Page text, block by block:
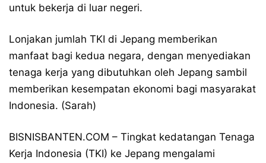
untuk bekerja di luar negeri.
Lonjakan jumlah TKI di Jepang memberikan
manfaat bagi kedua negara, dengan menyediakan
tenaga kerja yang dibutuhkan oleh Jepang sambil
memberikan kesempatan ekonomi bagi masyarakat
Indonesia. (Sarah)
BISNISBANTEN.COM – Tingkat kedatangan Tenaga
Kerja Indonesia (TKI) ke Jepang mengalami